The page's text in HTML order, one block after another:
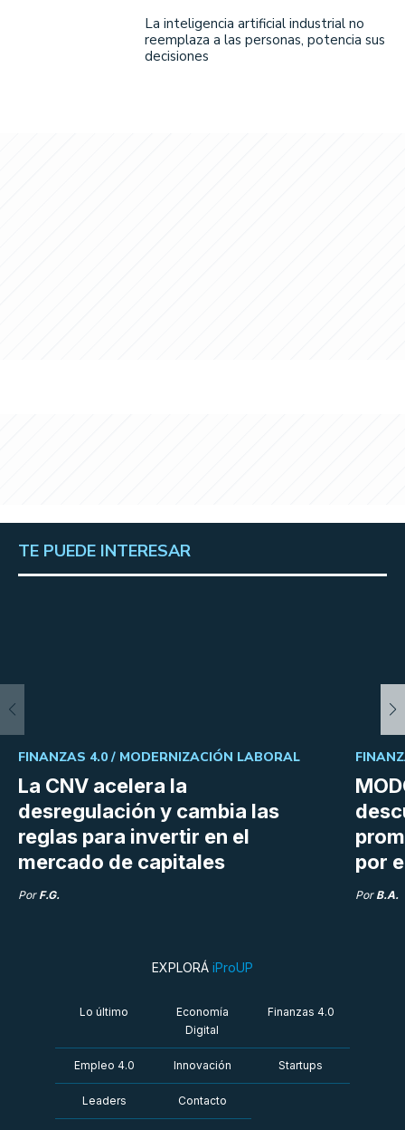
La inteligencia artificial industrial no
reemplaza a las personas, potencia sus
decisiones
TE PUEDE INTERESAR
La CNV acelera la
desregulación y cambia las
reglas para invertir en el
mercado de capitales
FINANZAS 4.0 / MODERNIZACIÓN LABORAL
Por F.G.
por
Por B.A.
EXPLORÁ iProUP
Lo último
Economía
Digital
Finanzas 4.0
Empleo 4.0 Innovación Startups
Leaders Contacto